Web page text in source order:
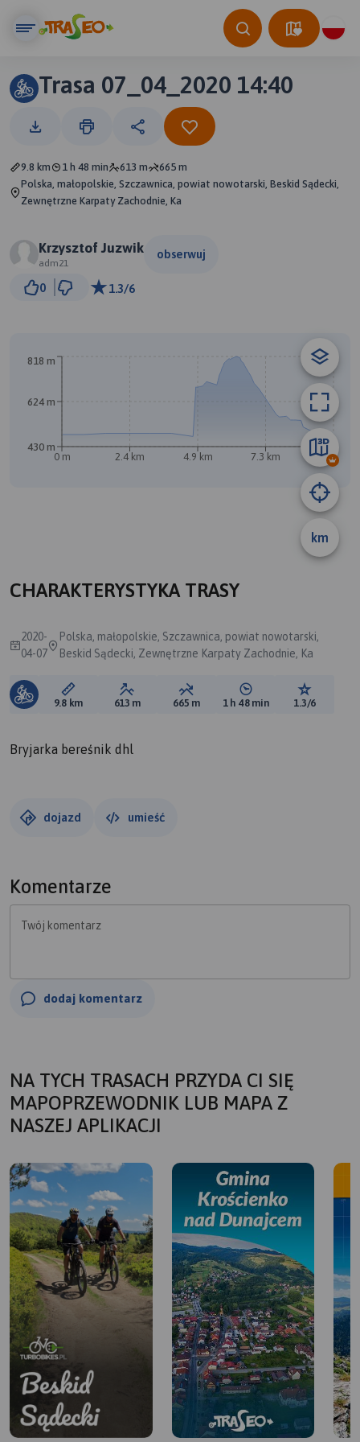
Trasa 07_04_2020 14:40
9.8 km 1 h 48 min 613 m
665 m
Polska, małopolskie, Szczawnica, powiat nowotarski, Beskid Sądecki,
Zewnętrzne Karpaty Zachodnie, Ka
Krzysztof Juzwik
adm21
obserwuj
0 1.3/6
A
km
0 m 2.4 km 4.9 km 7.3 km 9.8 km
430 m
624 m
818 m
CHARAKTERYSTYKA TRASY
2020-
04-07
Polska, małopolskie, Szczawnica, powiat nowotarski,
Beskid Sądecki, Zewnętrzne Karpaty Zachodnie, Ka
Długość trasy:
9.8 km Suma przewyższeń:
613 m Suma spadków:
665 m Średni czas potrzebny
1 h 48 min Ocena
1.3/6
Bryjarka bereśnik dhl
dojazd umieść
Komentarze
Twój komentarz
dodaj komentarz
NA TYCH TRASACH PRZYDA CI SIĘ
MAPOPRZEWODNIK LUB MAPA Z
NASZEJ APLIKACJI